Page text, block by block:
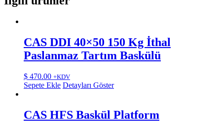
CAS DDI 40×50 150 Kg İthal
Paslanmaz Tartım Baskülü
$ 470.00 +KDV
Sepete Ekle Detayları Göster
CAS HFS Baskül Platform